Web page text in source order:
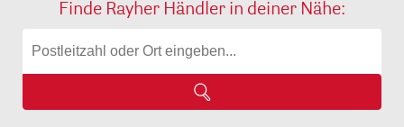
Finde Rayher Händler in deiner Nähe: